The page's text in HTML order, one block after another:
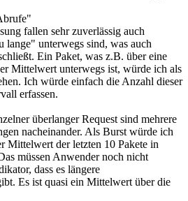
fallen sehr zuverlässig auch
lange" unterwegs sind, was auch
Ein Paket, was z.B. über eine
Mittelwert unterwegs ist, würde ich als
Ich würde einfach die Anzahl dieser
erfassen.
überlanger Request sind mehrere
nacheinander. Als Burst würde ich
Mittelwert der letzten 10 Pakete in
müssen Anwender noch nicht
dass es längere
Es ist quasi ein Mittelwert über die